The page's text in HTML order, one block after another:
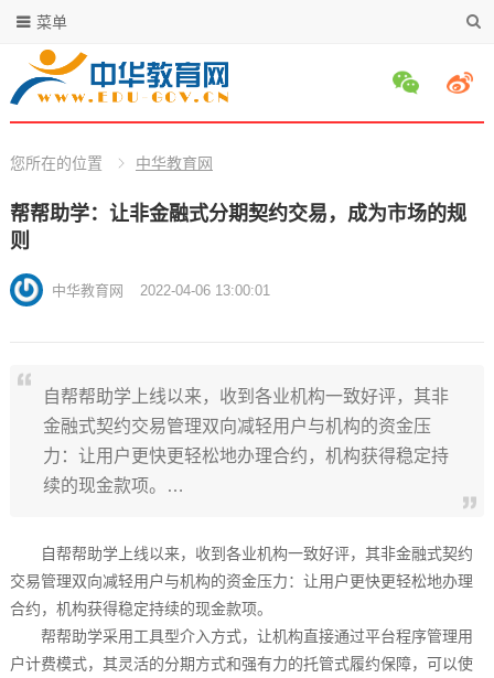
菜单
您所在的位置 中华教育网
帮帮助学：让非金融式分期契约交易，成为市场的规
则
中华教育网 2022-04-06 13:00:01
自帮帮助学上线以来，收到各业机构一致好评，其非
金融式契约交易管理双向减轻用户与机构的资金压
力：让用户更快更轻松地办理合约，机构获得稳定持
续的现金款项。…
自帮帮助学上线以来，收到各业机构一致好评，其非金融式契约
交易管理双向减轻用户与机构的资金压力：让用户更快更轻松地办理
合约，机构获得稳定持续的现金款项。
帮帮助学采用工具型介入方式，让机构直接通过平台程序管理用
户计费模式，其灵活的分期方式和强有力的托管式履约保障，可以使